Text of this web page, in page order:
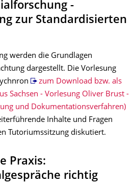
-
zur Standardisierten
werden die Grundlagen
dargestellt. Die Vorlesung
zum Download bzw. als
Sachsen - Vorlesung Oliver Brust -
und Dokumentationsverfahren)
Inhalte und Fragen
Tutoriumssitzung diskutiert.
Praxis:
richtig